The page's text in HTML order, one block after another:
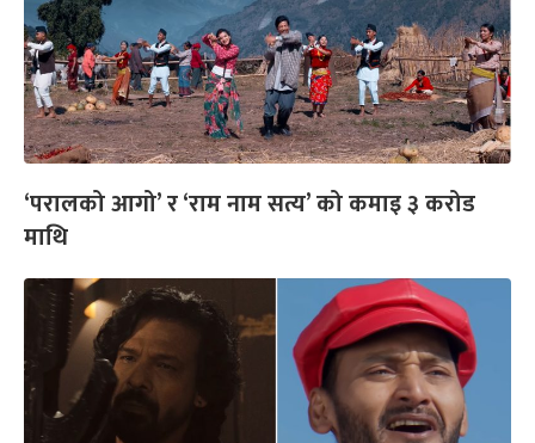
‘परालको आगो’ र ‘राम नाम सत्य’ को कमाइ ३ करोड
माथि